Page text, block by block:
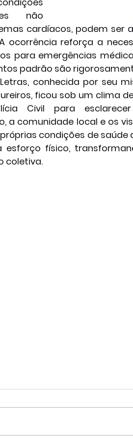
não
cardíacos, podem ser
ocorrência reforça a
para emergências
padrão são
conhecida por seu
ficou sob um clima
Civil para
a comunidade local e os
condições de saúde
esforço físico,
coletiva.